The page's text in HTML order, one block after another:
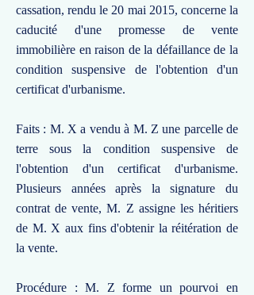
cassation, rendu le 20 mai 2015, concerne la
caducité d'une promesse de vente
immobilière en raison de la défaillance de la
condition suspensive de l'obtention d'un
certificat d'urbanisme.
Faits : M. X a vendu à M. Z une parcelle de
terre sous la condition suspensive de
l'obtention d'un certificat d'urbanisme.
Plusieurs années après la signature du
contrat de vente, M. Z assigne les héritiers
de M. X aux fins d'obtenir la réitération de
la vente.
Procédure : M. Z forme un pourvoi en